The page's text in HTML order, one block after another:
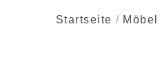
Startseite Möbel